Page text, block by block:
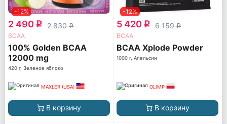
-12%
2 490 q 2 830q
ВСАА
100% Golden BCAA
12000 mg
420 г, Зеленое яблоко
MAXLER (USA)
В корзину
-12%
5 420 q 6 159q
ВСАА
BCAA Xplode Powder
1000 г, Апельсин
OLIMP
В корзину